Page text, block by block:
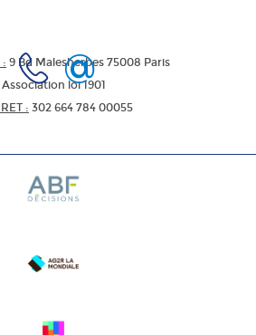
: 9 Bd Malesherbes 75008 Paris
Association loi 1901
: 302 664 784 00055